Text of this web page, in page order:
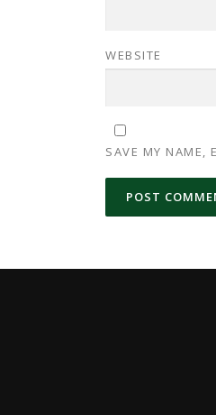
WEBSITE
SAVE MY NAME,